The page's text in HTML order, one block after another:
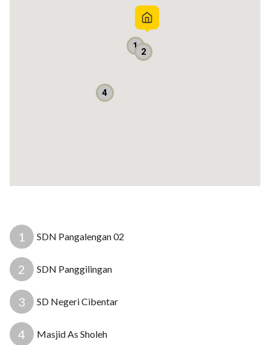
1
2
4
1 SDN Pangalengan 02
2 SDN Panggilingan
3 SD Negeri Cibentar
4 Masjid As Sholeh